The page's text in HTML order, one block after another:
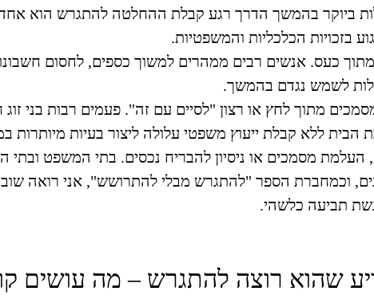
ביוקר בהמשך הדרך רגע קבלת ההחלטה להתגרש הוא אחד
בזכויות הכלכליות והמשפטיות.
כעס. אנשים רבים ממהרים למשוך כספים, לחסום
לשמש נגדם בהמשך.
מתוך לחץ או רצון "לסיים עם זה". פעמים רבות בני
הבית ללא קבלת ייעוץ משפטי עלולה ליצור בעיות מיותרות
מסמכים או ניסיון להבריח נכסים. בתי המשפט ובתי
בעלת ניסיון של 25 שנים, וכמחברת הספר "להתגרש מבלי להתרושש",
תביעה כלשהי.
שהוא רוצה להתגרש – מה עושים